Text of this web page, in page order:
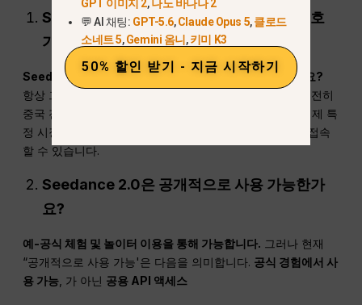
Seedance 2.0을 사용하려면 중국 전화번호
가 필요한가요?
Seedance 2.0을 사용하려면 중국 전화번호가 필요한가요?
항상 그렇지는 않습니다. 일부 중국 본토 접속 경로에는 여전히
중국 전화번호가 필요할 수 있지만, 일부 해외 사용자는 이제 특
정 시장에서 CapCut 출시를 통해 드리미나 시댄스 2.0에 접속
할 수 있습니다.
Seedance 2.0은 공개적으로 사용 가능한가
요?
예-공식 체험 및 놀이터 이용을 통해 가능합니다. 그러나 현재
“공개적으로 사용 가능'은 다음을 의미합니다. 공식 경험에서 사
용 가능 , 가 아닌 공용 API 액세스
GPT 이미지 2,나노 바나나 2
💬 AI 채팅: GPT-5.6,Claude Opus 5,클로드
소네트 5,Gemini 옴니,키미 K3
50% 할인 받기 - 지금 시작하기